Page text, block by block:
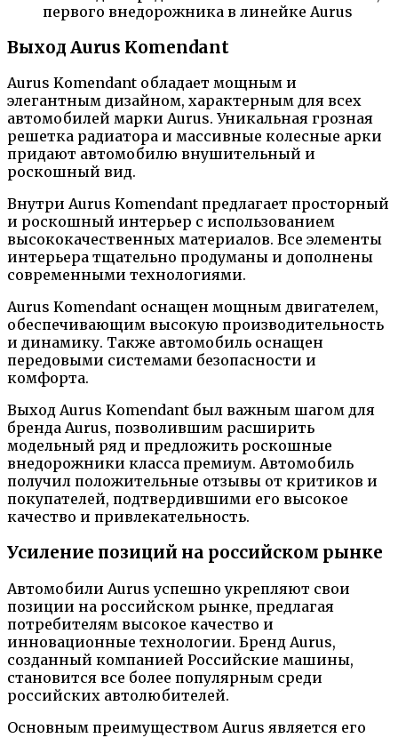
первого внедорожника в линейке Aurus
Выход Aurus Komendant
Aurus Komendant обладает мощным и
элегантным дизайном, характерным для всех
автомобилей марки Aurus. Уникальная грозная
решетка радиатора и массивные колесные арки
придают автомобилю внушительный и
роскошный вид.
Внутри Aurus Komendant предлагает просторный
и роскошный интерьер с использованием
высококачественных материалов. Все элементы
интерьера тщательно продуманы и дополнены
современными технологиями.
Aurus Komendant оснащен мощным двигателем,
обеспечивающим высокую производительность
и динамику. Также автомобиль оснащен
передовыми системами безопасности и
комфорта.
Выход Aurus Komendant был важным шагом для
бренда Aurus, позволившим расширить
модельный ряд и предложить роскошные
внедорожники класса премиум. Автомобиль
получил положительные отзывы от критиков и
покупателей, подтвердившими его высокое
качество и привлекательность.
Усиление позиций на российском рынке
Автомобили Aurus успешно укрепляют свои
позиции на российском рынке, предлагая
потребителям высокое качество и
инновационные технологии. Бренд Aurus,
созданный компанией Российские машины,
становится все более популярным среди
российских автолюбителей.
Основным преимуществом Aurus является его